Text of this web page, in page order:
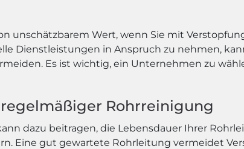
unschätzbarem Wert, wenn Sie mit
Dienstleistungen in Anspruch zu nehmen,
Es ist wichtig, ein Unternehmen zu
Rohrreinigung
dazu beitragen, die Lebensdauer Ihrer
Eine gut gewartete Rohrleitung vermeidet